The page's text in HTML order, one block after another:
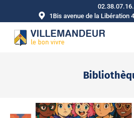
1Bis avenue de la Libération